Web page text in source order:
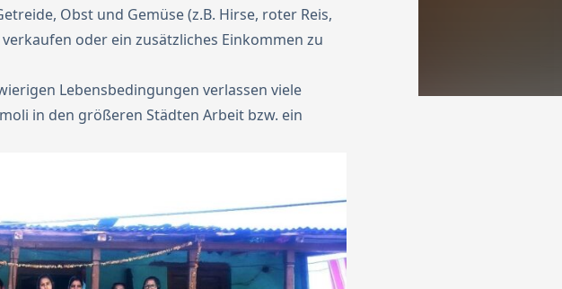
Obst und Gemüse (z.B. Hirse, roter Reis,
oder ein zusätzliches Einkommen zu
Lebensbedingungen verlassen viele
in den größeren Städten Arbeit bzw. ein